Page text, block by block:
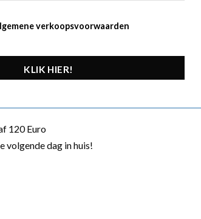
verkoopsvoorwaarden
KLIK HIER!
120 Euro
volgende dag in huis!